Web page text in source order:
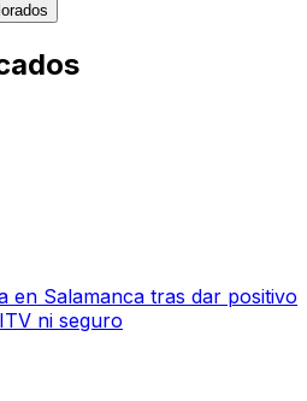
en Salamanca tras dar positivo
ni seguro